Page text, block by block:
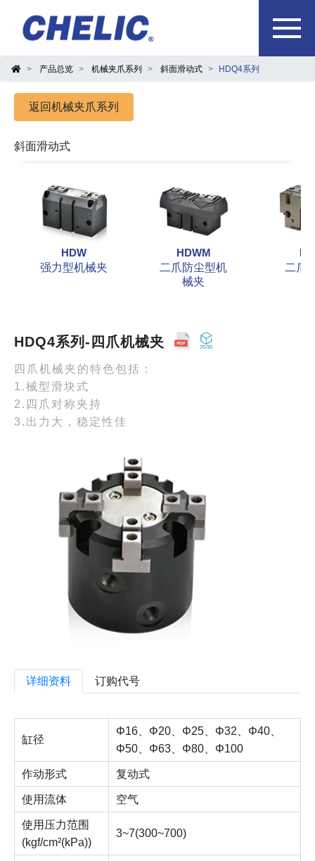
产品总览 机械夹爪系列 斜面滑动式 HDQ4系列
返回机械夹爪系列
斜面滑动式
HDW
强力型机械夹
HDWM
二爪防尘型机
械夹
二爪
HDQ4系列-四爪机械夹
四爪机械夹的特色包括：
1.械型滑块式
2.四爪对称夹持
3.出力大，稳定性佳
详细资料 订购代号
缸径
Φ16、Φ20、Φ25、Φ32、Φ40、
Φ50、Φ63、Φ80、Φ100
作动形式 复动式
使用流体 空气
使用压力范围
(kgf/cm²(kPa))
3~7(300~700)